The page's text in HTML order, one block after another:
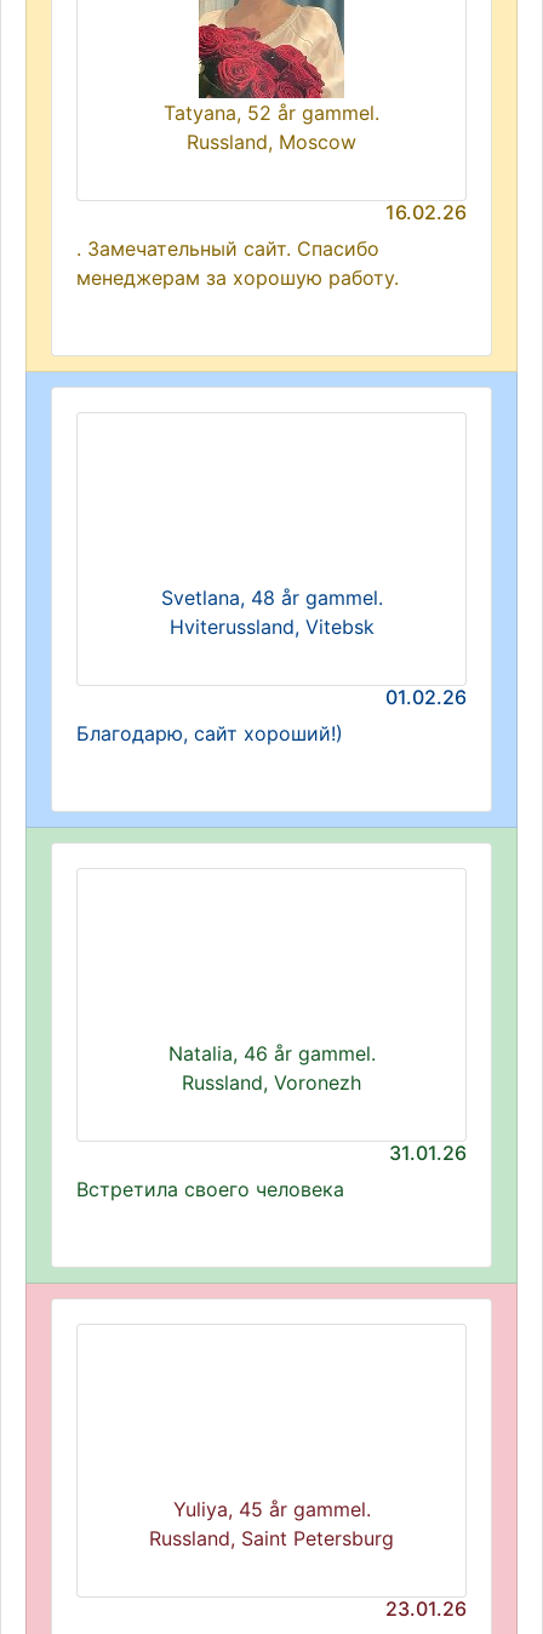
Tatyana, 52 år gammel.
Russland, Moscow
16.02.26
. Замечательный сайт. Спасибо
менеджерам за хорошую работу.
Svetlana, 48 år gammel.
Hviterussland, Vitebsk
01.02.26
Благодарю, сайт хороший!)
Natalia, 46 år gammel.
Russland, Voronezh
31.01.26
Встретила своего человека
Yuliya, 45 år gammel.
Russland, Saint Petersburg
23.01.26